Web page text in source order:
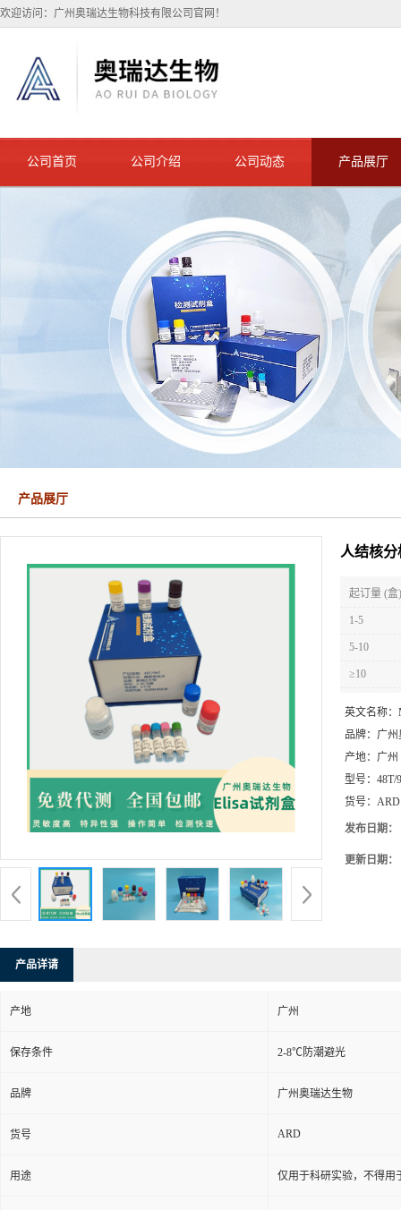
欢迎访问：广州奥瑞达生物科技有限公司官网！
公司首页 公司介绍 公司动态 产品展厅
产品展厅
人结核
起订量 (盒)
1-5
5-10
≥10
英文名称：
品牌： 广州
产地： 广州
型号： 48T/
货号： ARD
发布日期：
更新日期：
产品详请
产地 广州
保存条件 2-8℃防潮避光
品牌 广州奥瑞达生物
货号 ARD
用途 仅用于科研实验，不得用